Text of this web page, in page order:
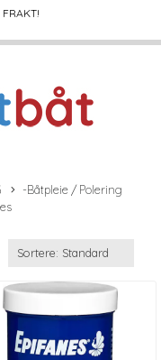
-Båtpleie / Polering